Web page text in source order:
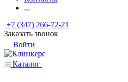
...
+7 (347) 266-72-21
Заказать звонок
Войти
Каталог